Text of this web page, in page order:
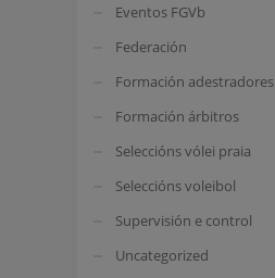
Eventos FGVb
Federación
Formación adestradores
Formación árbitros
Seleccións vólei praia
Seleccións voleibol
Supervisión e control
Uncategorized